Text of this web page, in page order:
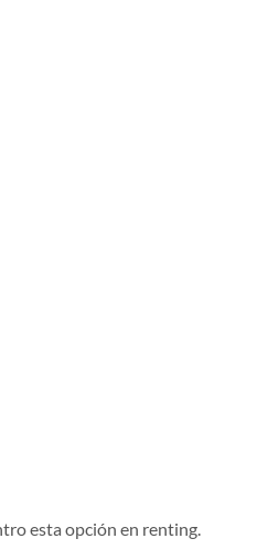
esta opción en renting.